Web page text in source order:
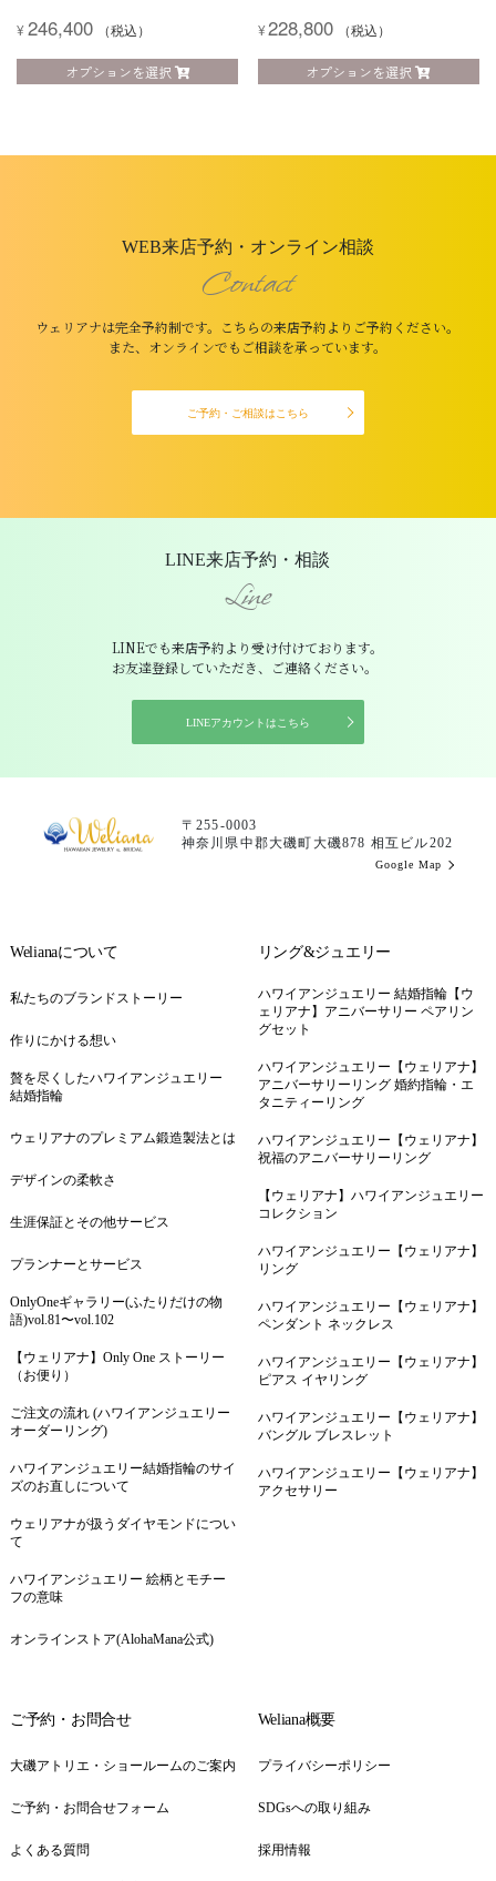
¥246,400 （税込）
オプションを選択
¥228,800 （税込）
オプションを選択
WEB来店予約・オンライン相談
Contact
ウェリアナは完全予約制です。こちらの来店予約よりご予約ください。
また、オンラインでもご相談を承っています。
ご予約・ご相談はこちら
LINE来店予約・相談
Line
LINEでも来店予約より受け付けております。
お友達登録していただき、ご連絡ください。
LINEアカウントはこちら
〒255-0003
神奈川県中郡大磯町大磯878 相互ビル202
Google Map
Welianaについて
私たちのブランドストーリー
作りにかける想い
贅を尽くしたハワイアンジュエリー
結婚指輪
ウェリアナのプレミアム鍛造製法とは
デザインの柔軟さ
生涯保証とその他サービス
プランナーとサービス
OnlyOneギャラリー(ふたりだけの物
語)vol.81〜vol.102
【ウェリアナ】Only One ストーリー
（お便り）
ご注文の流れ (ハワイアンジュエリー
オーダーリング)
ハワイアンジュエリー結婚指輪のサイ
ズのお直しについて
ウェリアナが扱うダイヤモンドについ
て
ハワイアンジュエリー 絵柄とモチー
フの意味
オンラインストア(AlohaMana公式)
リング&ジュエリー
ハワイアンジュエリー 結婚指輪【ウ
ェリアナ】アニバーサリー ペアリン
グセット
ハワイアンジュエリー【ウェリアナ】
アニバーサリーリング 婚約指輪・エ
タニティーリング
ハワイアンジュエリー【ウェリアナ】
祝福のアニバーサリーリング
【ウェリアナ】ハワイアンジュエリー
コレクション
ハワイアンジュエリー【ウェリアナ】
リング
ハワイアンジュエリー【ウェリアナ】
ペンダント ネックレス
ハワイアンジュエリー【ウェリアナ】
ピアス イヤリング
ハワイアンジュエリー【ウェリアナ】
バングル ブレスレット
ハワイアンジュエリー【ウェリアナ】
アクセサリー
ご予約・お問合せ
大磯アトリエ・ショールームのご案内
ご予約・お問合せフォーム
よくある質問
Weliana概要
プライバシーポリシー
SDGsへの取り組み
採用情報